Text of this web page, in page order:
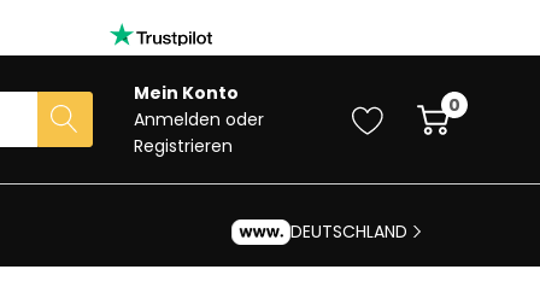
Mein Konto
Anmelden oder
Registrieren
0
DEUTSCHLAND